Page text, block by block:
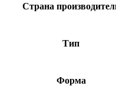
Страна
Тип
Форма